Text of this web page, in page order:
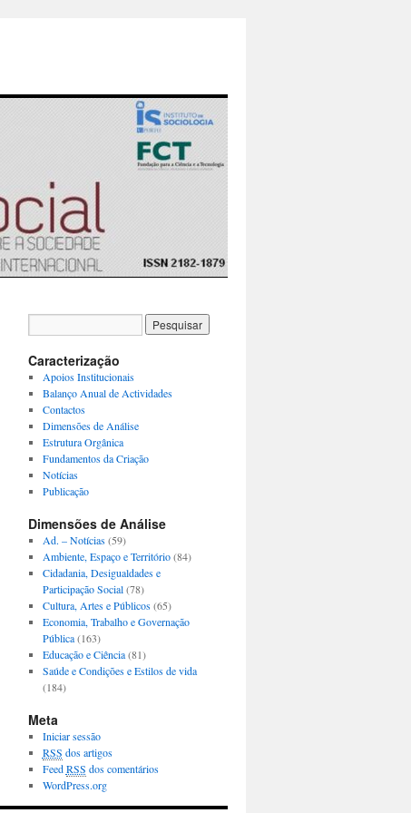
Caracterização
Apoios Institucionais
Balanço Anual de Actividades
Contactos
Dimensões de Análise
Estrutura Orgânica
Fundamentos da Criação
Notícias
Publicação
Dimensões de Análise
Ad. – Notícias(59)
Ambiente, Espaço e Território(84)
Cidadania, Desigualdades e
Participação Social(78)
Cultura, Artes e Públicos(65)
Economia, Trabalho e Governação
Pública(163)
Educação e Ciência(81)
Saúde e Condições e Estilos de vida
(184)
Meta
Iniciar sessão
RSS dos artigos
FeedRSS dos comentários
WordPress.org